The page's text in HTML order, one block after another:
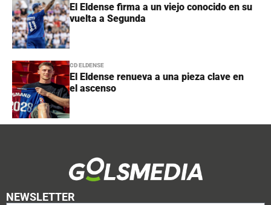
El Eldense firma a un viejo conocido en su
vuelta a Segunda
CD ELDENSE
El Eldense renueva a una pieza clave en
el ascenso
NEWSLETTER